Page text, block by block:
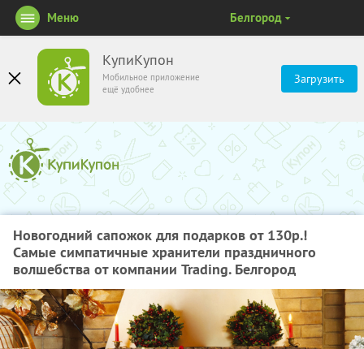
КупиКупон
Мобильное приложение
ещё удобнее
Загрузить
Меню Белгород
Новогодний сапожок для подарков от 130р.!
Самые симпатичные хранители праздничного
волшебства от компании Trading. Белгород